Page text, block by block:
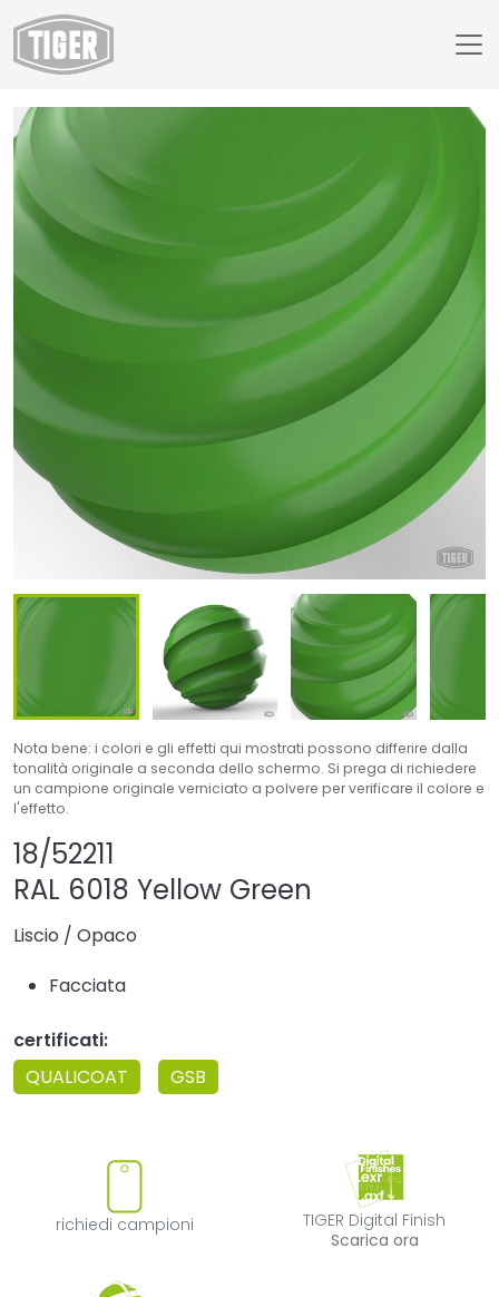
Webshop
18/52211 - RAL 6018 Yellow Green
Nota bene: i colori e gli effetti qui mostrati possono differire dalla
tonalità originale a seconda dello schermo. Si prega di richiedere
un campione originale verniciato a polvere per verificare il colore e
l'effetto.
18/52211
RAL 6018 Yellow Green
Liscio / Opaco
Facciata
certificati:
QUALICOAT
GSB
richiedi campioni
richiedi campioni
TIGER Digital
TIGER Digital Finish
Scarica ora